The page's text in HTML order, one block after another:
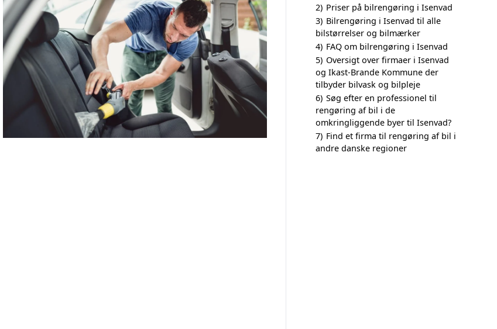
2) Priser på bilrengøring i Isenvad
3) Bilrengøring i Isenvad til alle
bilstørrelser og bilmærker
4) FAQ om bilrengøring i Isenvad
5) Oversigt over firmaer i Isenvad
og Ikast-Brande Kommune der
tilbyder bilvask og bilpleje
6) Søg efter en professionel til
rengøring af bil i de
omkringliggende byer til Isenvad?
7) Find et firma til rengøring af bil i
andre danske regioner